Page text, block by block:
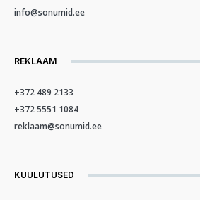
info@sonumid.ee
REKLAAM
+372 489 2133
+372 5551 1084
reklaam@sonumid.ee
KUULUTUSED